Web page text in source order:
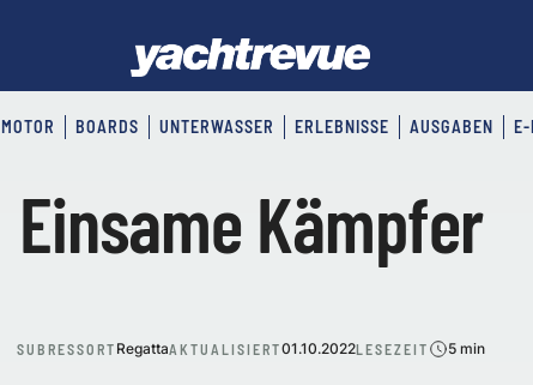
MOTOR BOARDS UNTERWASSER ERLEBNISSE AUSGABEN E-
Einsame Kämpfer
SUBRESSORT RegattaAKTUALISIERT01.10.2022LESEZEIT 5 min